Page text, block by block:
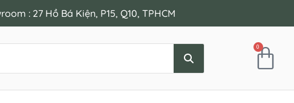
: 27 Hồ Bá Kiện, P15, Q10, TPHCM
0